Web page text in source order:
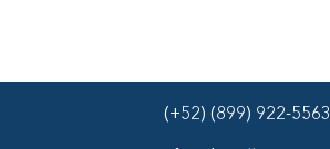
(+52) (899) 922-5563